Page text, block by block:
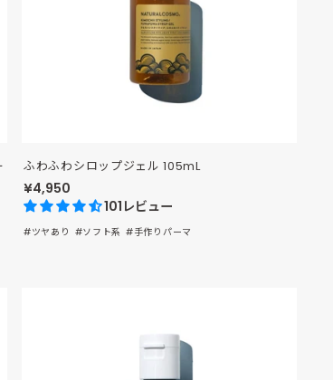
ふわふわシロップジェル 105mL
¥4,950
101レビュー
#ツヤあり #ソフト系 #手作りパーマ